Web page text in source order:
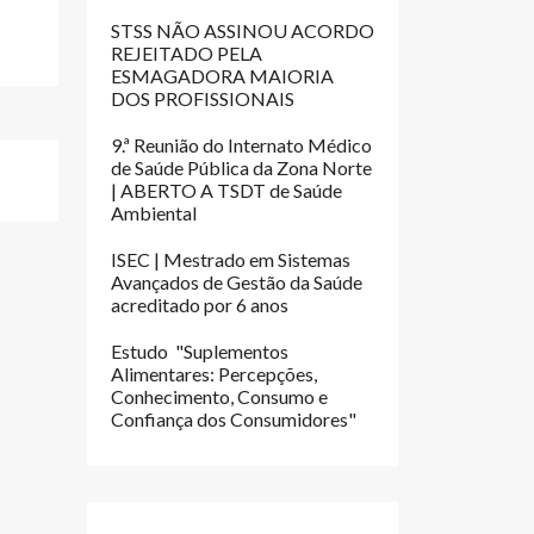
STSS NÃO ASSINOU ACORDO
REJEITADO PELA
ESMAGADORA MAIORIA
DOS PROFISSIONAIS
9.ª Reunião do Internato Médico
de Saúde Pública da Zona Norte
| ABERTO A TSDT de Saúde
Ambiental
ISEC | Mestrado em Sistemas
Avançados de Gestão da Saúde
acreditado por 6 anos
Estudo "Suplementos
Alimentares: Percepções,
Conhecimento, Consumo e
Confiança dos Consumidores"